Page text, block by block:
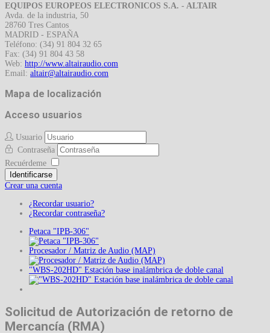
EQUIPOS EUROPEOS ELECTRONICOS S.A. - ALTAIR
Avda. de la industria, 50
28760 Tres Cantos
MADRID - ESPAÑA
Teléfono: (34) 91 804 32 65
Fax: (34) 91 804 43 58
Web: http://www.altairaudio.com
Email:
Mapa de localización
Acceso usuarios
Usuario
Contraseña
Recuérdeme
Identificarse
Crear una cuenta
¿Recordar usuario?
¿Recordar contraseña?
Petaca "IPB-306"
Procesador / Matriz de Audio (MAP)
"WBS-202HD" Estación base inalámbrica de doble canal
Solicitud de Autorización de retorno de
Mercancía (RMA)